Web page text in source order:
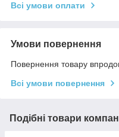
Всі умови оплати
Умови повернення
Повернення товару
Всі умови повернення
Подібні товари